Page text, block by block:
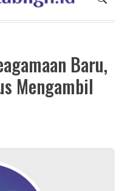
Berkemajuan dan
Baru,
Mengambil